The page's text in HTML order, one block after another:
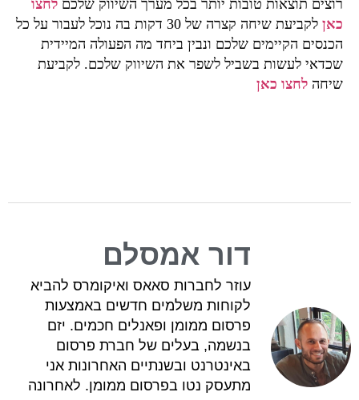
רוצים תוצאות טובות יותר בכל מערך השיווק שלכםלחצו
כאן
לקביעת שיחה קצרה של 30 דקות בה נוכל לעבור על כל
הכנסים הקיימים שלכם ונבין ביחד מה הפעולה המיידית
שכדאי לעשות בשביל לשפר את השיווק שלכם. לקביעת
שיחהלחצו כאן
דור אמסלם
עוזר לחברות סאאס ואיקומרס להביא
לקוחות משלמים חדשים באמצעות
פרסום ממומן ופאנלים חכמים. יזם
בנשמה, בעלים של חברת פרסום
באינטרנט ובשנתיים האחרונות אני
מתעסק נטו בפרסום ממומן. לאחרונה